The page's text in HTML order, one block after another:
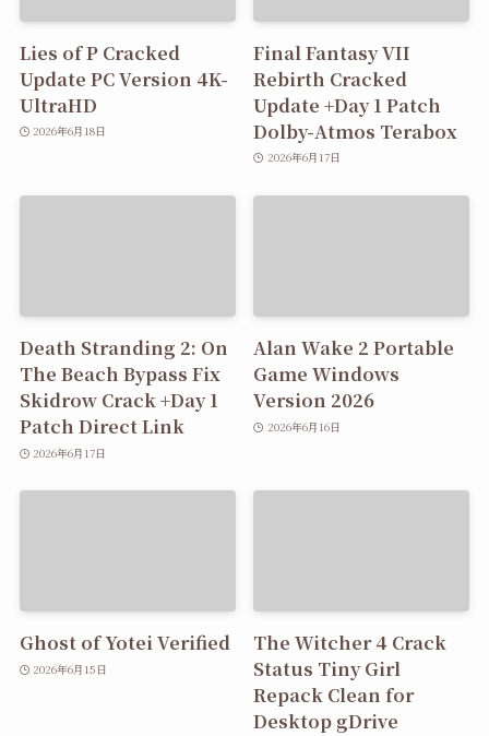
Lies of P Cracked
Update PC Version 4K-
UltraHD
2026年6月18日
Final Fantasy VII
Rebirth Cracked
Update +Day 1 Patch
Dolby-Atmos Terabox
2026年6月17日
Death Stranding 2: On
The Beach Bypass Fix
Skidrow Crack +Day 1
Patch Direct Link
2026年6月17日
Alan Wake 2 Portable
Game Windows
Version 2026
2026年6月16日
Ghost of Yotei Verified
2026年6月15日
The Witcher 4 Crack
Status Tiny Girl
Repack Clean for
Desktop gDrive